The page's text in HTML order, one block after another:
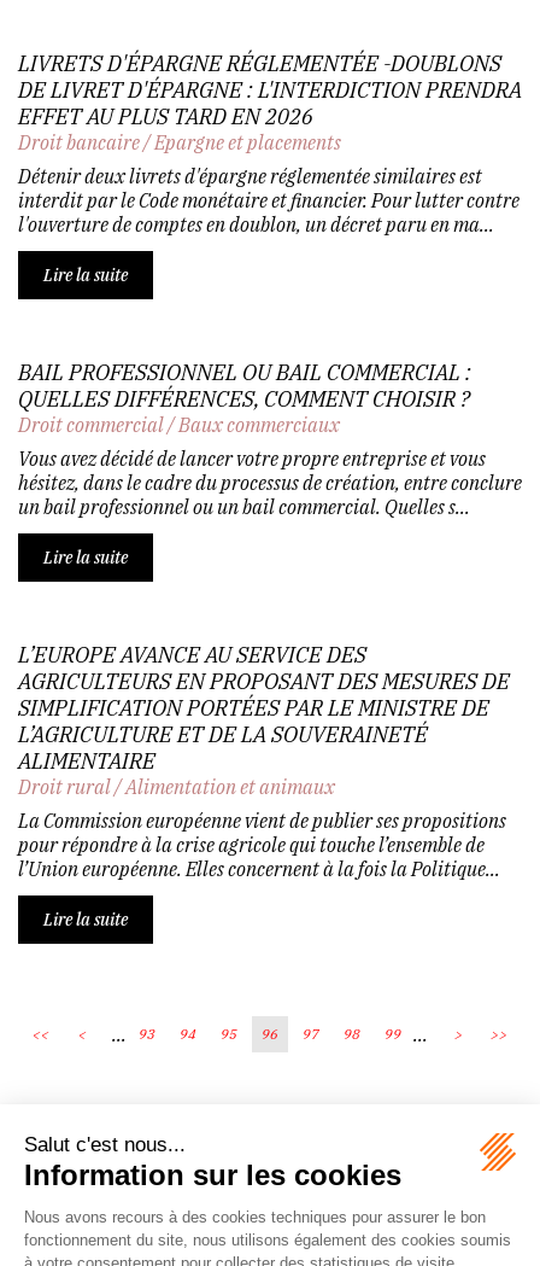
LIVRETS D'ÉPARGNE RÉGLEMENTÉE -DOUBLONS
DE LIVRET D'ÉPARGNE : L'INTERDICTION PRENDRA
EFFET AU PLUS TARD EN 2026
Droit bancaire/Epargne et placements
Détenir deux livrets d'épargne réglementée similaires est
interdit par le Code monétaire et financier. Pour lutter contre
l'ouverture de comptes en doublon, un décret paru en ma...
Lire la suite
BAIL PROFESSIONNEL OU BAIL COMMERCIAL :
QUELLES DIFFÉRENCES, COMMENT CHOISIR ?
Droit commercial/Baux commerciaux
Vous avez décidé de lancer votre propre entreprise et vous
hésitez, dans le cadre du processus de création, entre conclure
un bail professionnel ou un bail commercial. Quelles s...
Lire la suite
L’EUROPE AVANCE AU SERVICE DES
AGRICULTEURS EN PROPOSANT DES MESURES DE
SIMPLIFICATION PORTÉES PAR LE MINISTRE DE
L’AGRICULTURE ET DE LA SOUVERAINETÉ
ALIMENTAIRE
Droit rural/Alimentation et animaux
La Commission européenne vient de publier ses propositions
pour répondre à la crise agricole qui touche l’ensemble de
l’Union européenne. Elles concernent à la fois la Politique...
Lire la suite
<< < ... 93 94 95 96 97 98 99 ... > >>
Écosystème